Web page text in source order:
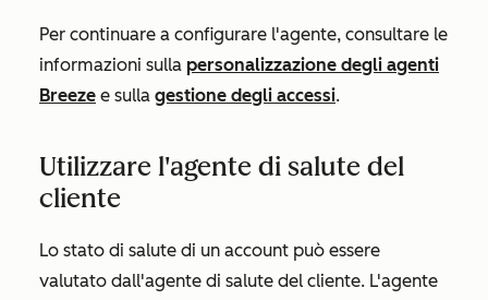
Per continuare a configurare l'agente, consultare le
informazioni sulla personalizzazione degli agenti
Breeze e sulla gestione degli accessi.
Utilizzare l'agente di salute del
cliente
Lo stato di salute di un account può essere
valutato dall'agente di salute del cliente. L'agente